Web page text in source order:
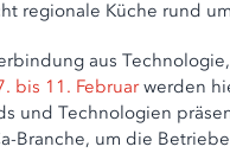
regionale Küche rund
aus
bis 11. Februarwerden
und Technologien
Branche, um die